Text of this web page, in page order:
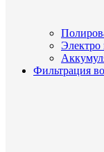
Фильтрация